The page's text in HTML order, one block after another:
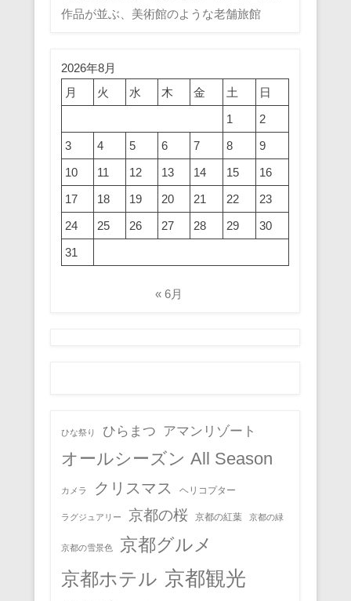
作品が並ぶ、美術館のような老舗旅館
2026年8月
月
火 水 木 金 土
日
1
2
3
4 5 6 7 8
9
10
11 12 13 14 15
16
17
18 19 20 21 22
23
24
25 26 27 28 29
30
31
« 6月
ひな祭り ひらまつ アマンリゾート
オールシーズン All Season
カメラ クリスマス ヘリコプター
ラグジュアリー 京都の桜 京都の紅葉 京都の緑
京都の雪景色 京都グルメ
京都ホテル 京都観光